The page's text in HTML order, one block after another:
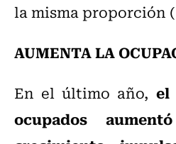
la misma proporción
AUMENTA LA
En el último año, el
ocupados